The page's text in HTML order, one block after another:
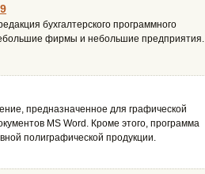
бухгалтерского программного
фирмы и небольшие предприятия.
предназначенное для графической
MS Word. Кроме этого, программа
полиграфической продукции.